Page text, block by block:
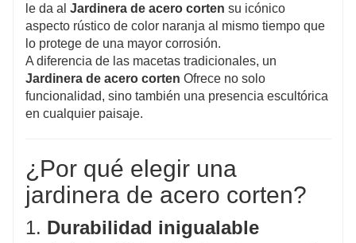
le da al Jardinera de acero corten su icónico
aspecto rústico de color naranja al mismo tiempo que
lo protege de una mayor corrosión.
A diferencia de las macetas tradicionales, un
Jardinera de acero corten Ofrece no solo
funcionalidad, sino también una presencia escultórica
en cualquier paisaje.
¿Por qué elegir una
jardinera de acero corten?
1. Durabilidad inigualable